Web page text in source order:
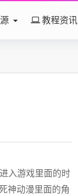
教程资讯
入游戏里面的时
神动漫里面的角